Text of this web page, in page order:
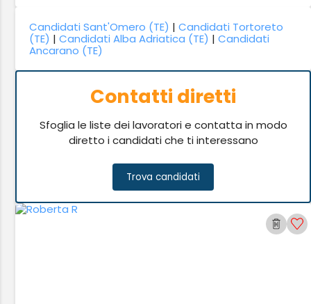
Candidati Sant'Omero (TE) |Candidati Tortoreto
(TE) |Candidati Alba Adriatica (TE) |Candidati
Ancarano (TE)
Contatti diretti
Sfoglia le liste dei lavoratori e contatta in modo
diretto i candidati che ti interessano
Trova candidati